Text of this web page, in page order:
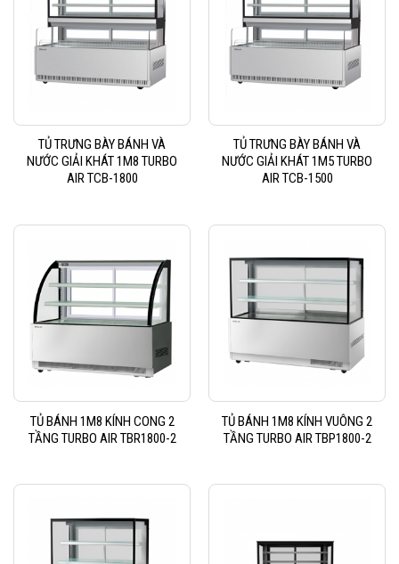
TỦ TRƯNG BÀY BÁNH VÀ
NƯỚC GIẢI KHÁT 1M8 TURBO
AIR TCB-1800
TỦ TRƯNG BÀY BÁNH VÀ
NƯỚC GIẢI KHÁT 1M5 TURBO
AIR TCB-1500
TỦ BÁNH 1M8 KÍNH CONG 2
TẦNG TURBO AIR TBR1800-2
TỦ BÁNH 1M8 KÍNH VUÔNG 2
TẦNG TURBO AIR TBP1800-2